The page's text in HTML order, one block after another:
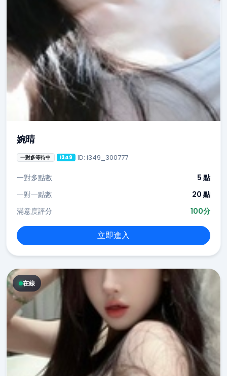
婉晴
一對多等待中 i349 ID: i349_300777
一對多點數
5 點
一對一點數
20 點
滿意度評分
100分
立即進入
在線